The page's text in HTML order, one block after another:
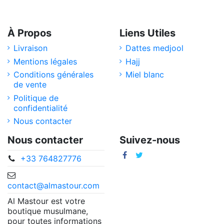
À Propos
Livraison
Mentions légales
Conditions générales
de vente
Politique de
confidentialité
Nous contacter
Liens Utiles
Dattes medjool
Hajj
Miel blanc
Nous contacter
+33 764827776
contact@almastour.com
Al Mastour est votre
boutique musulmane,
pour toutes informations
Suivez-nous